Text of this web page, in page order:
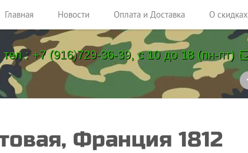
Главная Новости Оплата и Доставка О скидках
тел.: +7 (916)729-36-39, с 10 до 18 (пн-пт)
Франция 1812